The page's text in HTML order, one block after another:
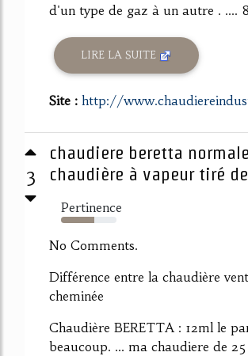
d'un type de gaz à un autre . ....
LIRE LA SUITE
Site : http://
3
chaudiere beretta normale
chaudière à vapeur tiré
Pertinence
60%
No Comments.
Différence entre la chaudière
cheminée
Chaudière BERETTA : 12ml le
beaucoup. ... ma chaudiere de